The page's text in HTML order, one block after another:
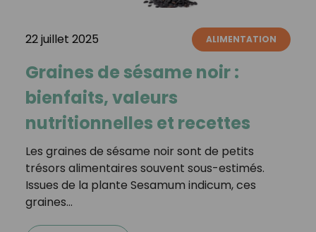
22 juillet 2025 ALIMENTATION
Graines de sésame noir :
bienfaits, valeurs
nutritionnelles et recettes
Les graines de sésame noir sont de petits
trésors alimentaires souvent sous-estimés.
Issues de la plante Sesamum indicum, ces
graines…